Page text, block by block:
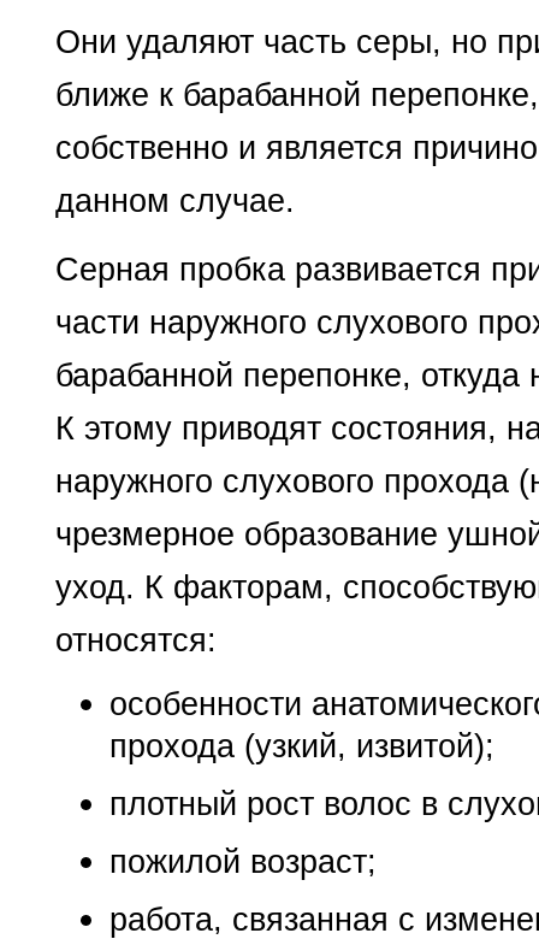
Они удаляют часть серы, но
ближе к барабанной
собственно и является
данном случае.
Серная пробка развивается
части наружного слухового
барабанной перепонке,
К этому приводят состояния,
наружного слухового прохода
чрезмерное образование
уход. К факторам,
относятся:
особенности
прохода (узкий, извитой);
плотный рост волос в
пожилой возраст;
работа, связанная с